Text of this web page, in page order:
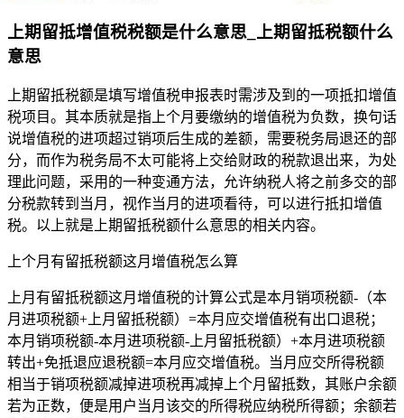
上期留抵增值税税额是什么意思_上期留抵税额什么
意思
上期留抵税额是填写增值税申报表时需涉及到的一项抵扣增值
税项目。其本质就是指上个月要缴纳的增值税为负数，换句话
说增值税的进项超过销项后生成的差额，需要税务局退还的部
分，而作为税务局不太可能将上交给财政的税款退出来，为处
理此问题，采用的一种变通方法，允许纳税人将之前多交的部
分税款转到当月，视作当月的进项看待，可以进行抵扣增值
税。以上就是上期留抵税额什么意思的相关内容。
上个月有留抵税额这月增值税怎么算
上月有留抵税额这月增值税的计算公式是本月销项税额-（本
月进项税额+上月留抵税额）=本月应交增值税有出口退税；
本月销项税额-本月进项税额-上月留抵税额）+本月进项税额
转出+免抵退应退税额=本月应交增值税。当月应交所得税额
相当于销项税额减掉进项税再减掉上个月留抵数，其账户余额
若为正数，便是用户当月该交的所得税应纳税所得额；余额若